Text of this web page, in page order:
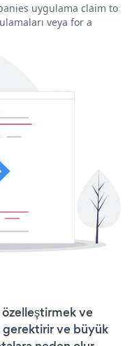
uygulama claim to
veya for a
özelleştirmek ve
gerektirir ve büyük